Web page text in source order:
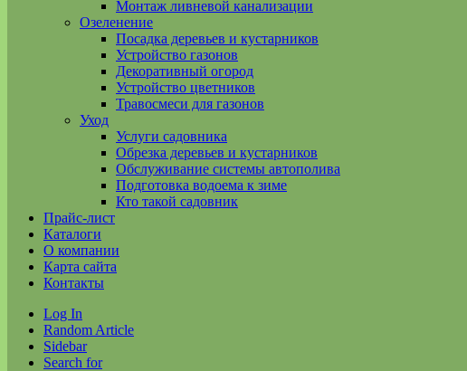
Монтаж ливневой канализации
Озеленение
Посадка деревьев и кустарников
Устройство газонов
Декоративный огород
Устройство цветников
Травосмеси для газонов
Уход
Услуги садовника
Обрезка деревьев и кустарников
Обслуживание системы автополива
Подготовка водоема к зиме
Кто такой садовник
Прайс-лист
Каталоги
О компании
Карта сайта
Контакты
Log In
Random Article
Sidebar
Search for